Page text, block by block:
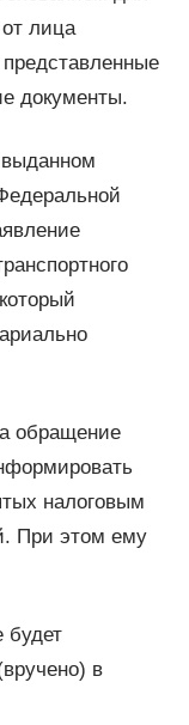
лица
документы.
выданном
обращение
налоговым
При этом ему
будет
в